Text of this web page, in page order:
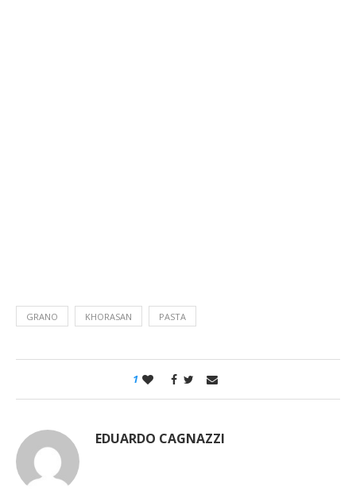
GRANO KHORASAN PASTA
1
EDUARDO CAGNAZZI